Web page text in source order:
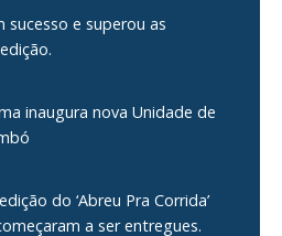
sucesso e superou as
inaugura nova Unidade de
do ‘Abreu Pra Corrida’
a ser entregues.